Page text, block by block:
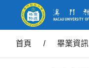
首頁 / 畢業資訊